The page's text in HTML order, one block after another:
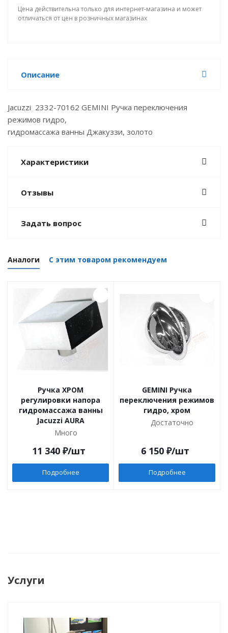
Цена действительна только для интернет-магазина и может
отличаться от цен в розничных магазинах
Описание
Jacuzzi 2332-70162 GEMINI Ручка переключения
режимов гидро,
гидромассажа ванны Джакуззи, золото
Характеристики
Отзывы
Задать вопрос
Аналоги С этим товаром рекомендуем
Ручка ХРОМ
регулировки напора
гидромассажа ванны
Jacuzzi AURA
Много
11 340 ₽/шт
Подробнее
GEMINI Ручка
переключения режимов
гидро, хром
Достаточно
6 150 ₽/шт
Подробнее
Услуги